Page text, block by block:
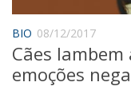
BIO 08/12/2017
Cães
emoções